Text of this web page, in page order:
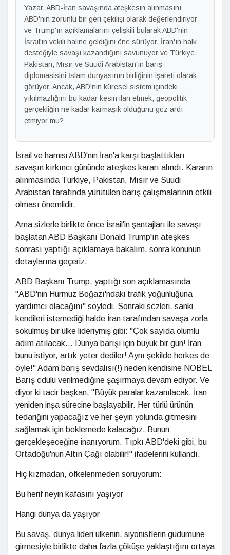
Yazar, ABD-İran savaşında ateşkesin alınmasını
ABD'nin zorunlu bir geri çekilişi olarak değerlendiriyor
ve Trump'ın açıklamalarını çelişkili bularak ABD'nin
İsrail'in vekili haline geldiğini öne sürüyor. İran'ın halk
desteğiyle savaşı kazandığını savunuyor ve Türkiye,
Pakistan, Mısır ve Suudi Arabistan'ın barış
diplomasisini İslam dünyasının birliğinin işareti olarak
görüyor. Ancak, ABD'nin küresel sistem içindeki
yıkılmazlığını bu kadar kesin ilan etmek, geopolitik
gerçekliğin ne kadar karmaşık olduğunu göz ardı
etmiyor mu?
İsrail ve hamisi ABD'nin İran'a karşı başlattıkları
savaşın kırkıncı gününde ateşkes kararı alındı. Kararın
alınmasında Türkiye, Pakistan, Mısır ve Suudi
Arabistan tarafında yürütülen barış çalışmalarının etkili
olması önemlidir.
Ama sizlerle birlikte önce İsrail'in şantajları ile savaşı
başlatan ABD Başkanı Donald Trump'ın ateşkes
sonrası yaptığı açıklamaya bakalım, sonra konunun
detaylarına geçeriz.
ABD Başkanı Trump, yaptığı son açıklamasında
"ABD'nin Hürmüz Boğazı'ndaki trafik yoğunluğuna
yardımcı olacağını" söyledi. Sonraki sözleri, sanki
kendileri istemediği halde İran tarafından savaşa zorla
sokulmuş bir ülke lideriymiş gibi: "Çok sayıda olumlu
adım atılacak... Dünya barışı için büyük bir gün! İran
bunu istiyor, artık yeter dediler! Aynı şekilde herkes de
öyle!" Adam barış sevdalısı(!) neden kendisine NOBEL
Barış ödülü verilmediğine şaşırmaya devam ediyor. Ve
diyor ki tacir başkan, "Büyük paralar kazanılacak. İran
yeniden inșa sürecine başlayabilir. Her türlü ürünün
tedariğini yapacağız ve her şeyin yolunda gitmesini
sağlamak için beklemede kalacağız. Bunun
gerçekleşeceğine inanıyorum. Tıpkı ABD'deki gibi, bu
Ortadoğu'nun Altın Çağı olabilir!" ifadelerini kullandı.
Hiç kızmadan, öfkelenmeden soruyorum:
Bu herif neyin kafasını yaşıyor
Hangi dünya da yaşıyor
Bu savaş, dünya lideri ülkenin, siyonistlerin güdümüne
girmesiyle birlikte daha fazla çöküşe yaklaştığını ortaya